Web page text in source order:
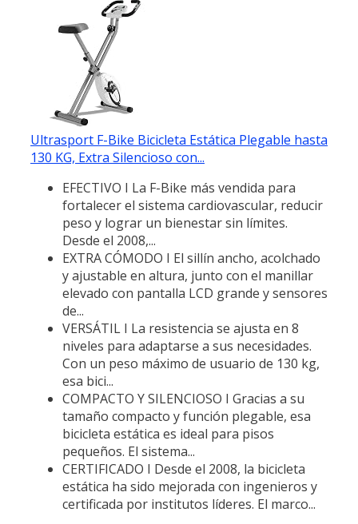
Ultrasport F-Bike Bicicleta Estática Plegable hasta
130 KG, Extra Silencioso con...
EFECTIVO I La F-Bike más vendida para
fortalecer el sistema cardiovascular, reducir
peso y lograr un bienestar sin límites.
Desde el 2008,...
EXTRA CÓMODO I El sillín ancho, acolchado
y ajustable en altura, junto con el manillar
elevado con pantalla LCD grande y sensores
de...
VERSÁTIL I La resistencia se ajusta en 8
niveles para adaptarse a sus necesidades.
Con un peso máximo de usuario de 130 kg,
esa bici...
COMPACTO Y SILENCIOSO I Gracias a su
tamaño compacto y función plegable, esa
bicicleta estática es ideal para pisos
pequeños. El sistema...
CERTIFICADO I Desde el 2008, la bicicleta
estática ha sido mejorada con ingenieros y
certificada por institutos líderes. El marco...